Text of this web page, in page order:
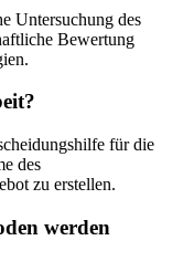
Untersuchung des
Bewertung
für die
des
zu erstellen.
werden